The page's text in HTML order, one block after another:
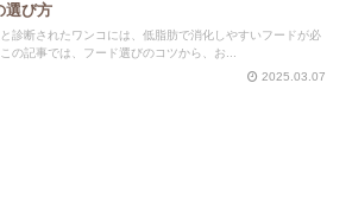
選び方
と診断されたワンコには、低脂肪で消化しやすいフードが必
の記事では、フード選びのコツから、お...
2025.03.07